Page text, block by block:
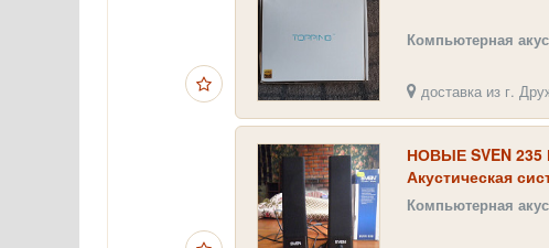
Компьютерная
доставка из г.
НОВЫЕ SVEN 235
Акустическая
Компьютерная